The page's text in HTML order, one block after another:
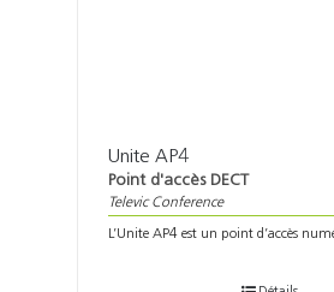
Unite AP4
Point d'accès DECT
Televic Conference
L’Unite AP4 est un point d’accès